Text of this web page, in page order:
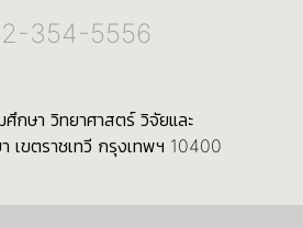
354-5556
กษา วิทยาศาสตร์ วิจัยและ
เขตราชเทวี กรุงเทพฯ 10400